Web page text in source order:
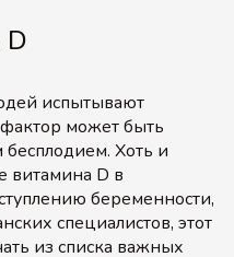
D
испытывают
может быть
Хоть и
витамина D в
беременности,
специалистов, этот
из списка важных